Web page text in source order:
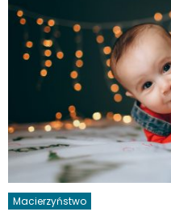
Macierzyństwo